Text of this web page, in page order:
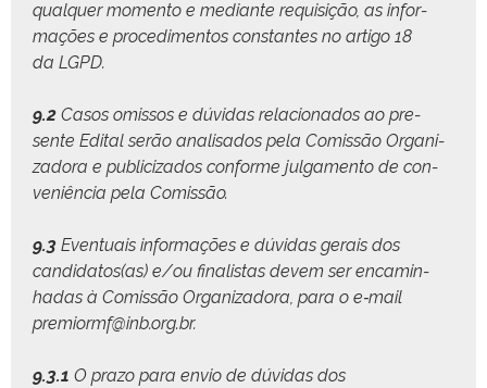
qual­quer momen­to e medi­ante req­ui­sição, as infor­
mações e pro­ced­i­men­tos con­stantes no arti­go 18
da LGPD.
9.2 Casos omis­sos e dúvi­das rela­ciona­dos ao pre­
sente Edi­tal serão anal­isa­dos pela Comis­são Orga­ni­
zado­ra e pub­li­ciza­dos con­forme jul­ga­men­to de con­
veniên­cia pela Comissão.
9.3 Even­tu­ais infor­mações e dúvi­das gerais dos
candidatos(as) e/ou final­is­tas devem ser encam­in­
hadas à Comis­são Orga­ni­zado­ra, para o e‑mail
premiormf@inb.org.br.
9.3.1 O pra­zo para envio de dúvi­das dos